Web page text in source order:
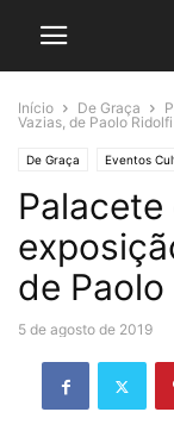
Início De Graça
Vazias, de Paolo Ridolfi
De Graça Eventos
de
5 de agosto de 2019